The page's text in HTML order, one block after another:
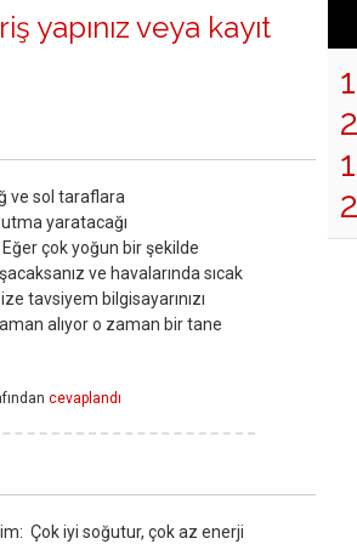
yapınız veya kayıt
ve sol taraflara
yaratacağı
Eğer çok yoğun bir şekilde
ve havalarında sıcak
tavsiyem bilgisayarınızı
alıyor o zaman bir tane
cevaplandı
Çok iyi soğutur, çok az enerji